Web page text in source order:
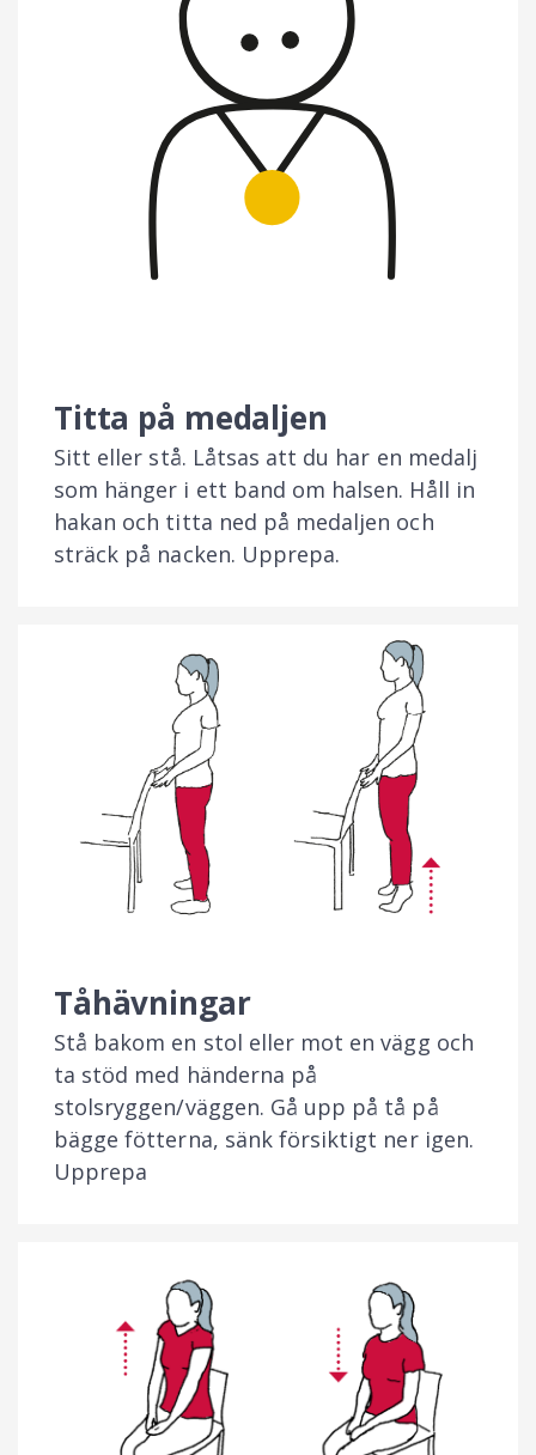
Titta på medaljen
Sitt eller stå. Låtsas att du har en medalj
som hänger i ett band om halsen. Håll in
hakan och titta ned på medaljen och
sträck på nacken. Upprepa.
Tåhävningar
Stå bakom en stol eller mot en vägg och
ta stöd med händerna på
stolsryggen/väggen. Gå upp på tå på
bägge fötterna, sänk försiktigt ner igen.
Upprepa